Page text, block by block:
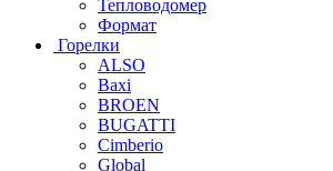
Тепловодомер
Формат
Горелки
ALSO
Baxi
BROEN
BUGATTI
Cimberio
Global